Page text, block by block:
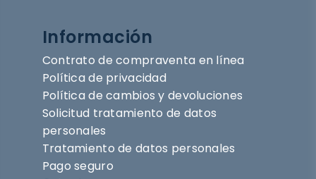
Información
Contrato de compraventa en línea
Política de privacidad
Política de cambios y devoluciones
Solicitud tratamiento de datos
personales
Tratamiento de datos personales
Pago seguro